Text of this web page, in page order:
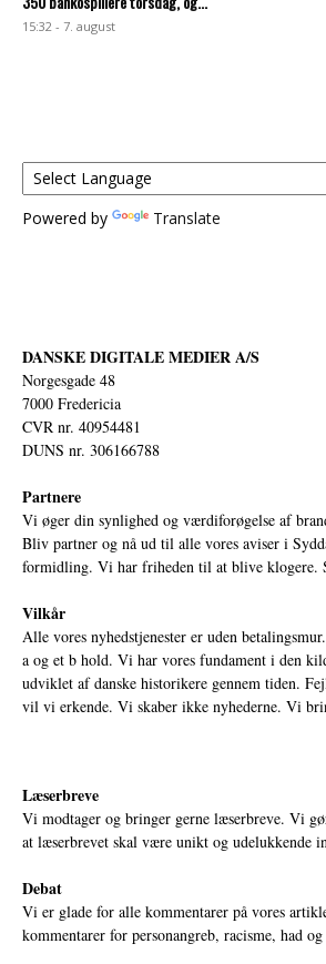
15:32 - 7. august
Powered by Translate
DANSKE DIGITALE MEDIER A/S
Norgesgade 48
7000 Fredericia
CVR nr. 40954481
DUNS nr. 306166788
Partnere
Vi øger din synlighed og værdiforøgelse af
Bliv partner og nå ud til alle vores aviser i
formidling. Vi har friheden til at blive klogere.
Vilkår
Alle vores nyhedstjenester er uden
a og et b hold. Vi har vores fundament i den
udviklet af danske historikere gennem tiden.
vil vi erkende. Vi skaber ikke nyhederne. Vi
Læserbreve
Vi modtager og bringer gerne læserbreve. Vi
at læserbrevet skal være unikt og udelukkende
Debat
Vi er glade for alle kommentarer på vores
kommentarer for personangreb, racisme, had